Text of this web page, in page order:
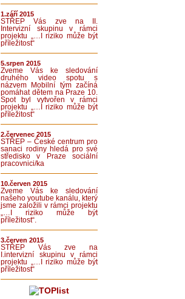
1.září 2015
STŘEP Vás zve na II.
Intervizní skupinu v rámci
projektu „…I riziko může být
příležitost“
5.srpen 2015
Zveme Vás ke sledování
druhého video spotu s
názvem Mobilní tým začíná
pomáhat dětem na Praze 10.
Spot byl vytvořen v rámci
projektu „…I riziko může být
příležitost“
2.červenec 2015
STŘEP – České centrum pro
sanaci rodiny hledá pro své
středisko v Praze sociální
pracovnici/ka
10.červen 2015
Zveme Vás ke sledování
našeho youtube kanálu, který
jsme založili v rámci projektu
„…I riziko může být
příležitost“.
3.červen 2015
STŘEP Vás zve na
I.intervizní skupinu v rámci
projektu „…I riziko může být
příležitost“